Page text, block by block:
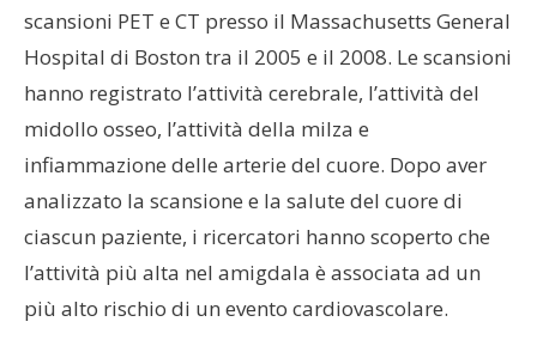
scansioni PET e CT presso il Massachusetts General
Hospital di Boston tra il 2005 e il 2008. Le scansioni
hanno registrato l’attività cerebrale, l’attività del
midollo osseo, l’attività della milza e
infiammazione delle arterie del cuore. Dopo aver
analizzato la scansione e la salute del cuore di
ciascun paziente, i ricercatori hanno scoperto che
l’attività più alta nel amigdala è associata ad un
più alto rischio di un evento cardiovascolare.